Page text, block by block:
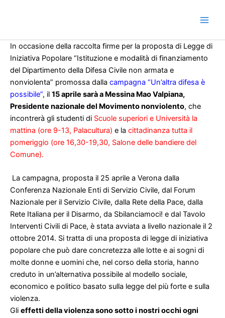
In occasione della raccolta firme per la proposta di Legge di
Iniziativa Popolare “Istituzione e modalità di finanziamento
del Dipartimento della Difesa Civile non armata e
nonviolenta” promossa dalla campagna “Un’altra difesa è
possibile”, il 15 aprile sarà a Messina Mao Valpiana,
Presidente nazionale del Movimento nonviolento, che
incontrerà gli studenti di Scuole superiori e Università la
mattina (ore 9-13, Palacultura) e la cittadinanza tutta il
pomeriggio (ore 16,30-19,30, Salone delle bandiere del
Comune).
La campagna, proposta il 25 aprile a Verona dalla
Conferenza Nazionale Enti di Servizio Civile, dal Forum
Nazionale per il Servizio Civile, dalla Rete della Pace, dalla
Rete Italiana per il Disarmo, da Sbilanciamoci! e dal Tavolo
Interventi Civili di Pace, è stata avviata a livello nazionale il 2
ottobre 2014. Si tratta di una proposta di legge di iniziativa
popolare che può dare concretezza alle lotte e ai sogni di
molte donne e uomini che, nel corso della storia, hanno
creduto in un’alternativa possibile al modello sociale,
economico e politico basato sulla legge del più forte e sulla
violenza.
Gli effetti della violenza sono sotto i nostri occhi ogni